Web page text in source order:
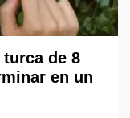
de 8
en un